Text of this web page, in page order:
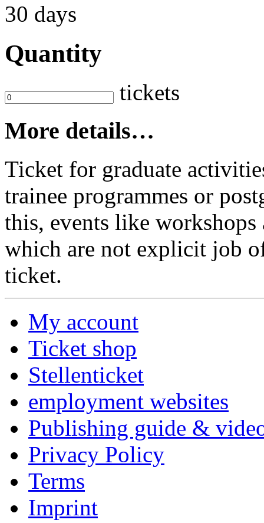
30 days
Quantity
tickets
More details…
Ticket for graduate
trainee programmes or
this, events like workshops
which are not explicit job
ticket.
My account
Ticket shop
Stellenticket
employment websites
Publishing guide &
Privacy Policy
Terms
Imprint